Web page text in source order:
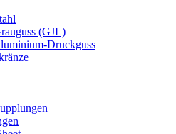
(GJL)
Druckguss